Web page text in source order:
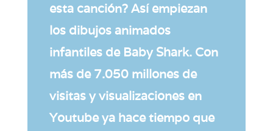
esta canción? Así empiezan
los dibujos animados
infantiles de Baby Shark. Con
más de 7.050 millones de
visitas y visualizaciones en
Youtube ya hace tiempo que